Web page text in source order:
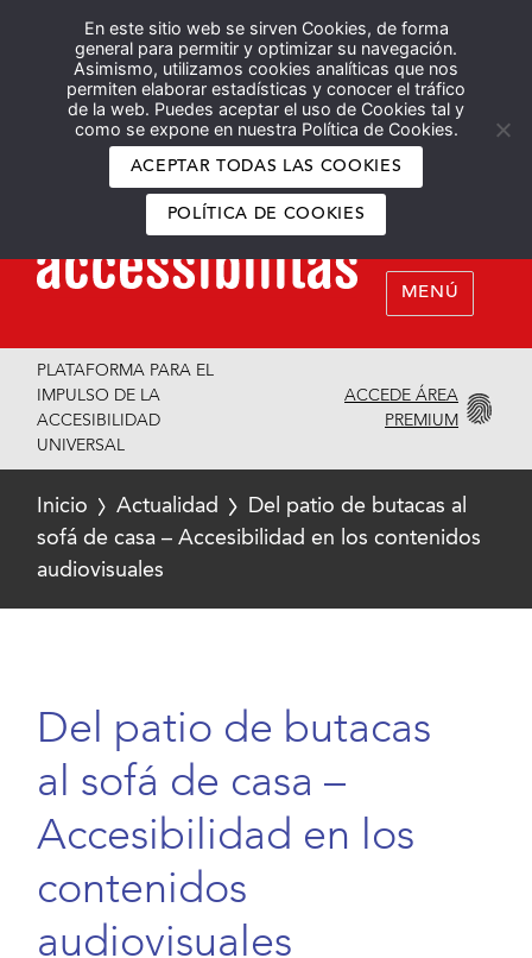
En este sitio web se sirven Cookies, de forma
general para permitir y optimizar su navegación.
Asimismo, utilizamos cookies analíticas que nos
permiten elaborar estadísticas y conocer el tráfico
de la web. Puedes aceptar el uso de Cookies tal y
como se expone en nuestra Política de Cookies.
ACEPTAR TODAS LAS COOKIES
POLÍTICA DE COOKIES
Español English
MENÚ
PLATAFORMA PARA EL
IMPULSO DE LA
ACCESIBILIDAD
UNIVERSAL
ACCEDE ÁREA
PREMIUM
Inicio Actualidad
Del patio de butacas al
sofá de casa – Accesibilidad en los contenidos
audiovisuales
Del patio de butacas
al sofá de casa –
Accesibilidad en los
contenidos
audiovisuales